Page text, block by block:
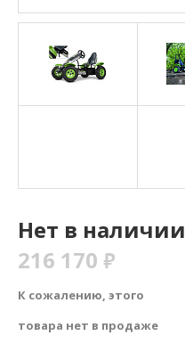
Нет в наличии
216 170 ₽
К сожалению, этого
товара нет в продаже